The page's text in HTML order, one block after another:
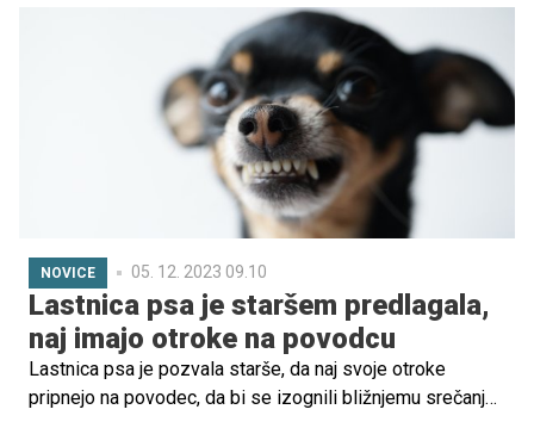
NOVICE 05. 12. 2023 09.10
Lastnica psa je staršem predlagala,
naj imajo otroke na povodcu
Lastnica psa je pozvala starše, da naj svoje otroke
pripnejo na povodec, da bi se izognili bližnjemu srečanju